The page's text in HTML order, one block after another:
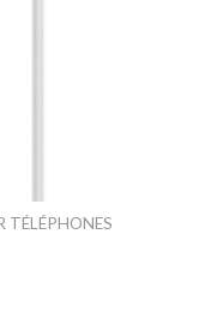
TÉLÉPHONES